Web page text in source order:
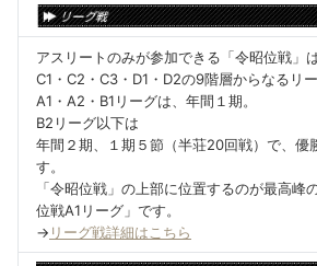
アスリートのみが参加できる「令昭位戦」
C1・C2・C3・D1・D2の9階層からなるリー
A1・A2・B1リーグは、年間１期。
B2リーグ以下は
年間２期、１期５節（半荘20回戦）で、優
す。
「令昭位戦」の上部に位置するのが最高峰
位戦A1リーグ」です。
→ リーグ戦詳細はこちら